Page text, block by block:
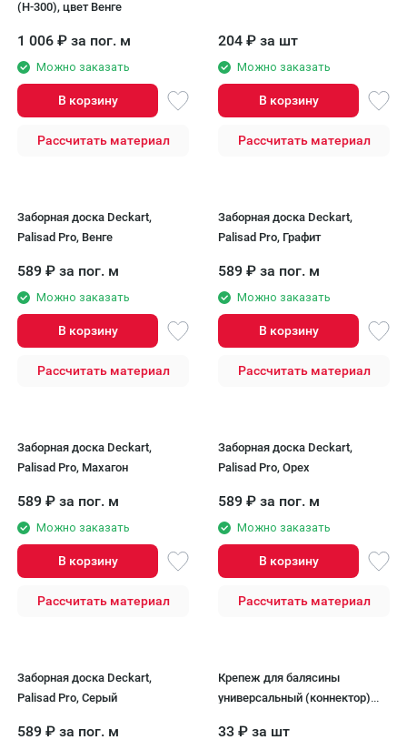
(H-300), цвет Венге
1 006 ₽ за пог. м
Можно заказать
В корзину
Рассчитать материал
204 ₽ за шт
Можно заказать
В корзину
Рассчитать материал
Заборная доска Deckart,
Palisad Pro, Венге
589 ₽ за пог. м
Можно заказать
В корзину
Рассчитать материал
Заборная доска Deckart,
Palisad Pro, Графит
589 ₽ за пог. м
Можно заказать
В корзину
Рассчитать материал
Заборная доска Deckart,
Palisad Pro, Махагон
589 ₽ за пог. м
Можно заказать
В корзину
Рассчитать материал
Заборная доска Deckart,
Palisad Pro, Орех
589 ₽ за пог. м
Можно заказать
В корзину
Рассчитать материал
Заборная доска Deckart,
Palisad Pro, Серый
589 ₽ за пог. м
Крепеж для балясины
универсальный (коннектор)
33 ₽ за шт